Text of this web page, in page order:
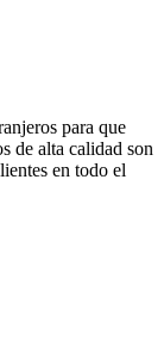
para que
de alta calidad son
en todo el